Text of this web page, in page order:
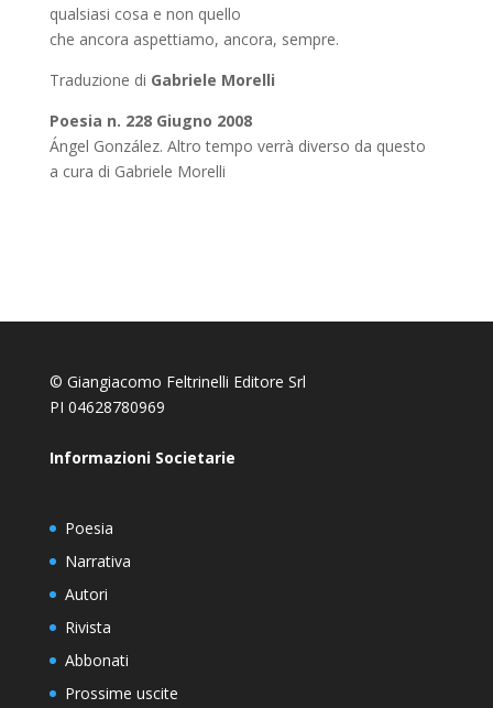
qualsiasi cosa e non quello
che ancora aspettiamo, ancora, sempre.
Traduzione di Gabriele Morelli
Poesia n. 228 Giugno 2008
Ángel González. Altro tempo verrà diverso da questo
a cura di Gabriele Morelli
© Giangiacomo Feltrinelli Editore Srl
PI 04628780969
Informazioni Societarie
Poesia
Narrativa
Autori
Rivista
Abbonati
Prossime uscite